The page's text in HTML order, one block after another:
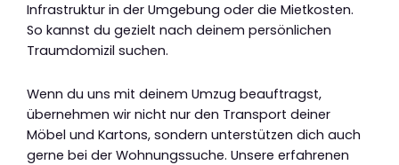
Infrastruktur in der Umgebung oder die Mietkosten.
So kannst du gezielt nach deinem persönlichen
Traumdomizil suchen.
Wenn du uns mit deinem Umzug beauftragst,
übernehmen wir nicht nur den Transport deiner
Möbel und Kartons, sondern unterstützen dich auch
gerne bei der Wohnungssuche. Unsere erfahrenen